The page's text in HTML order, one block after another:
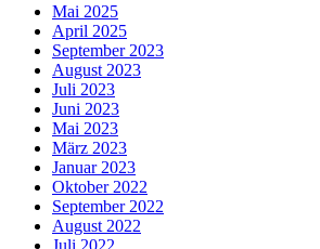
Mai 2025
April 2025
September 2023
August 2023
Juli 2023
Juni 2023
Mai 2023
März 2023
Januar 2023
Oktober 2022
September 2022
August 2022
Juli 2022